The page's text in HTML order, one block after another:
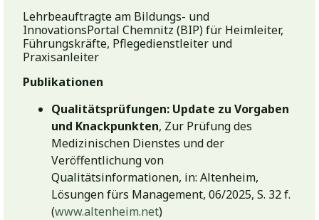
Lehrbeauftragte am Bildungs- und
InnovationsPortal Chemnitz (BIP) für Heimleiter,
Führungskräfte, Pflegedienstleiter und
Praxisanleiter
Publikationen
Qualitätsprüfungen: Update zu Vorgaben
und Knackpunkten, Zur Prüfung des
Medizinischen Dienstes und der
Veröffentlichung von
Qualitätsinformationen, in: Altenheim,
Lösungen fürs Management, 06/2025, S. 32 f.
(www.altenheim.net)